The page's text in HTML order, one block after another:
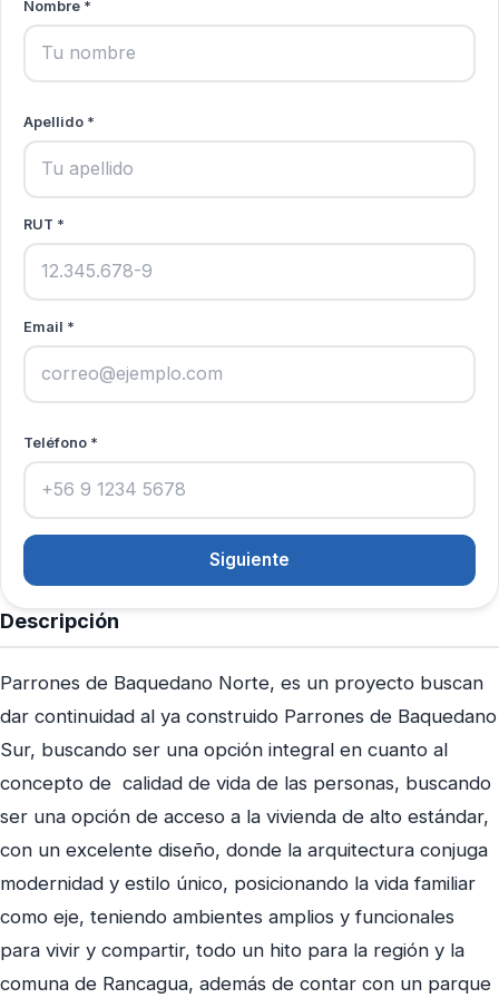
Descripción
Parrones de Baquedano Norte, es un proyecto buscan
dar continuidad al ya construido Parrones de Baquedano
Sur, buscando ser una opción integral en cuanto al
concepto de calidad de vida de las personas, buscando
ser una opción de acceso a la vivienda de alto estándar,
con un excelente diseño, donde la arquitectura conjuga
modernidad y estilo único, posicionando la vida familiar
como eje, teniendo ambientes amplios y funcionales
para vivir y compartir, todo un hito para la región y la
comuna de Rancagua, además de contar con un parque
Nombre *
Apellido *
RUT *
Email *
Teléfono *
Siguiente